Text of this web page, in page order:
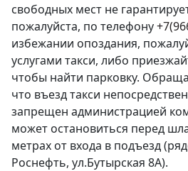
свободных мест не
пожалуйста, по телефону
избежании опоздания,
услугами такси, либо
чтобы найти парковку.
что въезд такси
запрещен администрацией
может остановиться перед
метрах от входа в подъезд
Роснефть, ул.Бутырская 8А).